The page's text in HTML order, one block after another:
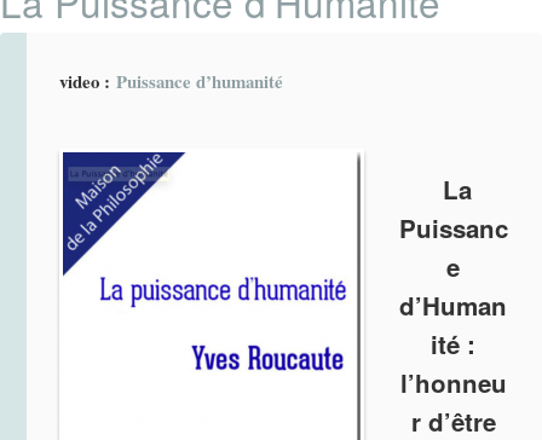
video :Puissance d’humanité
La
Puissanc
e
d’Human
ité :
l’honneu
r d’être